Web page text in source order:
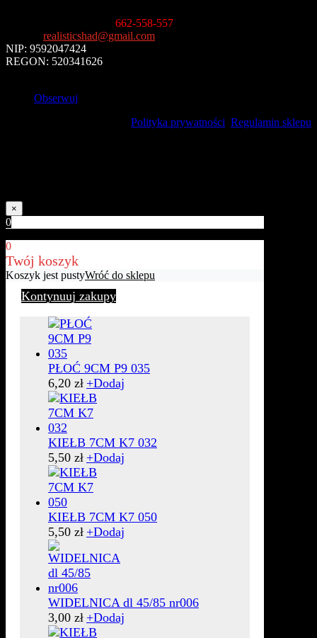
662-558-557
realisticshad@gmail.com
NIP: 9592047424
REGON: 520341626
Obserwuj
Polityka prywatności Regulamin sklepu
×
0
0
Twój koszyk
Koszyk jest pustyWróć do sklepu
Kontynuuj zakupy
PŁOĆ 9CM P9 035
6,20 zł +Dodaj
KIEŁB 7CM K7 032
5,50 zł +Dodaj
KIEŁB 7CM K7 050
5,50 zł +Dodaj
WIDELNICA dl 45/85 nr006
3,00 zł +Dodaj